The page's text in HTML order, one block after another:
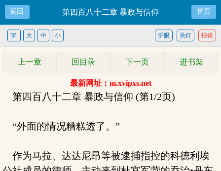
返回 第四百八十二章 暴政与信仰 首页
报错
关灯
护眼
字: 大 中 小
上一章 回目录 下一页 进书架
最新网址：m.xvipxs.net
第四百八十二章 暴政与信仰 (第1/2页)
“外面的情况糟糕透了。”
作为马拉、达达尼昂等被逮捕指控的科德利埃